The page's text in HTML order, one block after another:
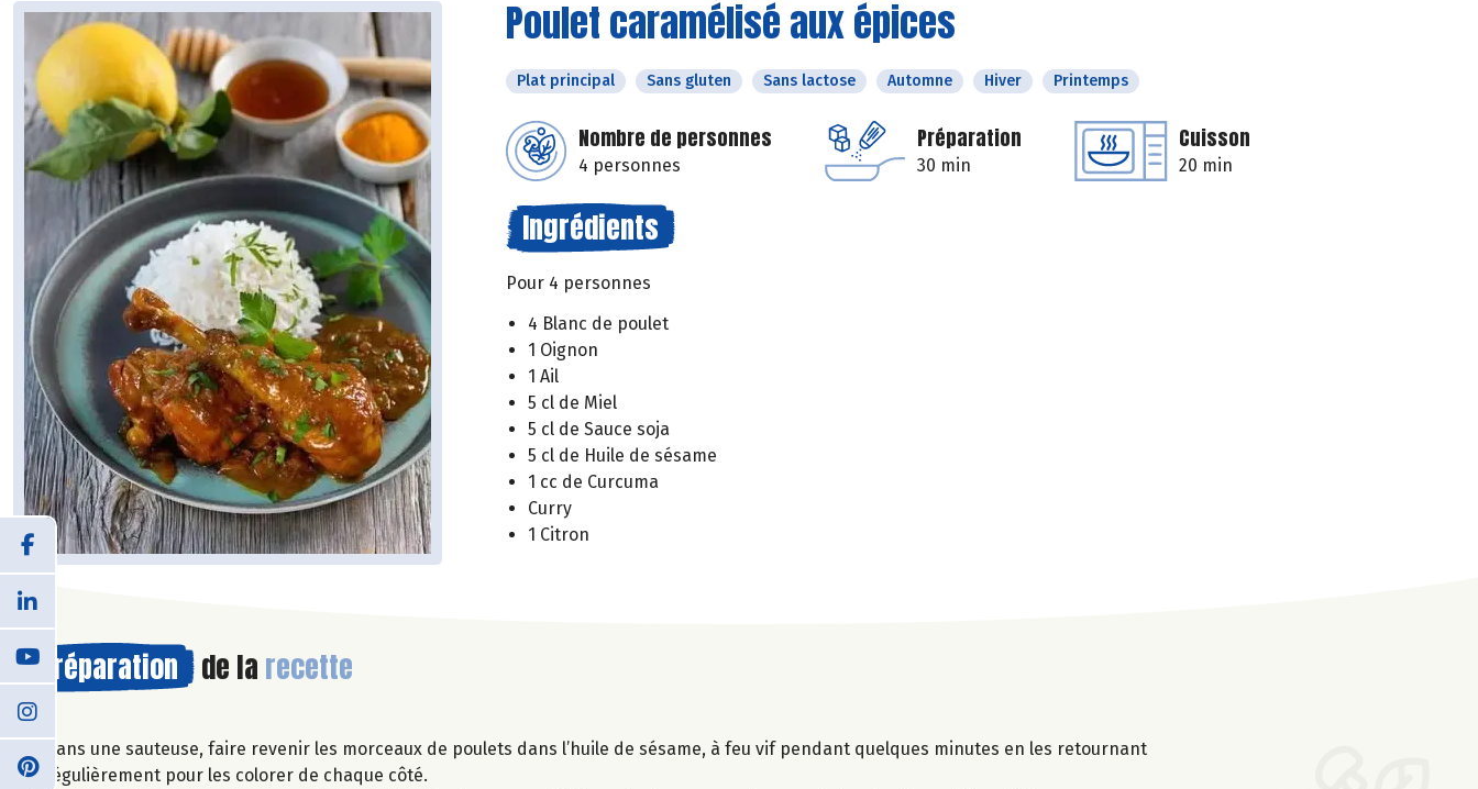
Poulet caramélisé aux épices
Plat principal Sans gluten Sans lactose Automne Hiver Printemps
Nombre de personnes
4 personnes
Préparation
30 min
Cuisson
20 min
Ingrédients
Pour 4 personnes
4 Blanc de poulet
1 Oignon
1 Ail
5 cl de Miel
5 cl de Sauce soja
5 cl de Huile de sésame
1 cc de Curcuma
Curry
1 Citron
Préparation de la recette
Dans une sauteuse, faire revenir les morceaux de poulets dans l’huile de sésame, à feu vif pendant quelques minutes en les retournant
régulièrement pour les colorer de chaque côté.